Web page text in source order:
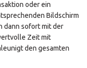
oder ein
Bildschirm
dann sofort mit der
Zeit mit
den gesamten